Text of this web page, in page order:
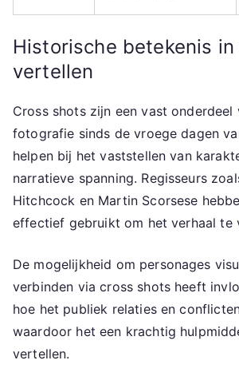
Historische betekenis in
vertellen
Cross shots zijn een vast onderdeel
fotografie sinds de vroege dagen
helpen bij het vaststellen van
narratieve spanning. Regisseurs
Hitchcock en Martin Scorsese
effectief gebruikt om het verhaal te
De mogelijkheid om personages
verbinden via cross shots heeft
hoe het publiek relaties en
waardoor het een krachtig
vertellen.